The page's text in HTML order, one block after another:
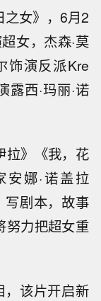
之女》，6月2
女，杰森·莫
饰演反派Kre
露西·玛丽·诺
拉》《我，花
娜·诺盖拉
写剧本，故事
努力把超女重
，该片开启新